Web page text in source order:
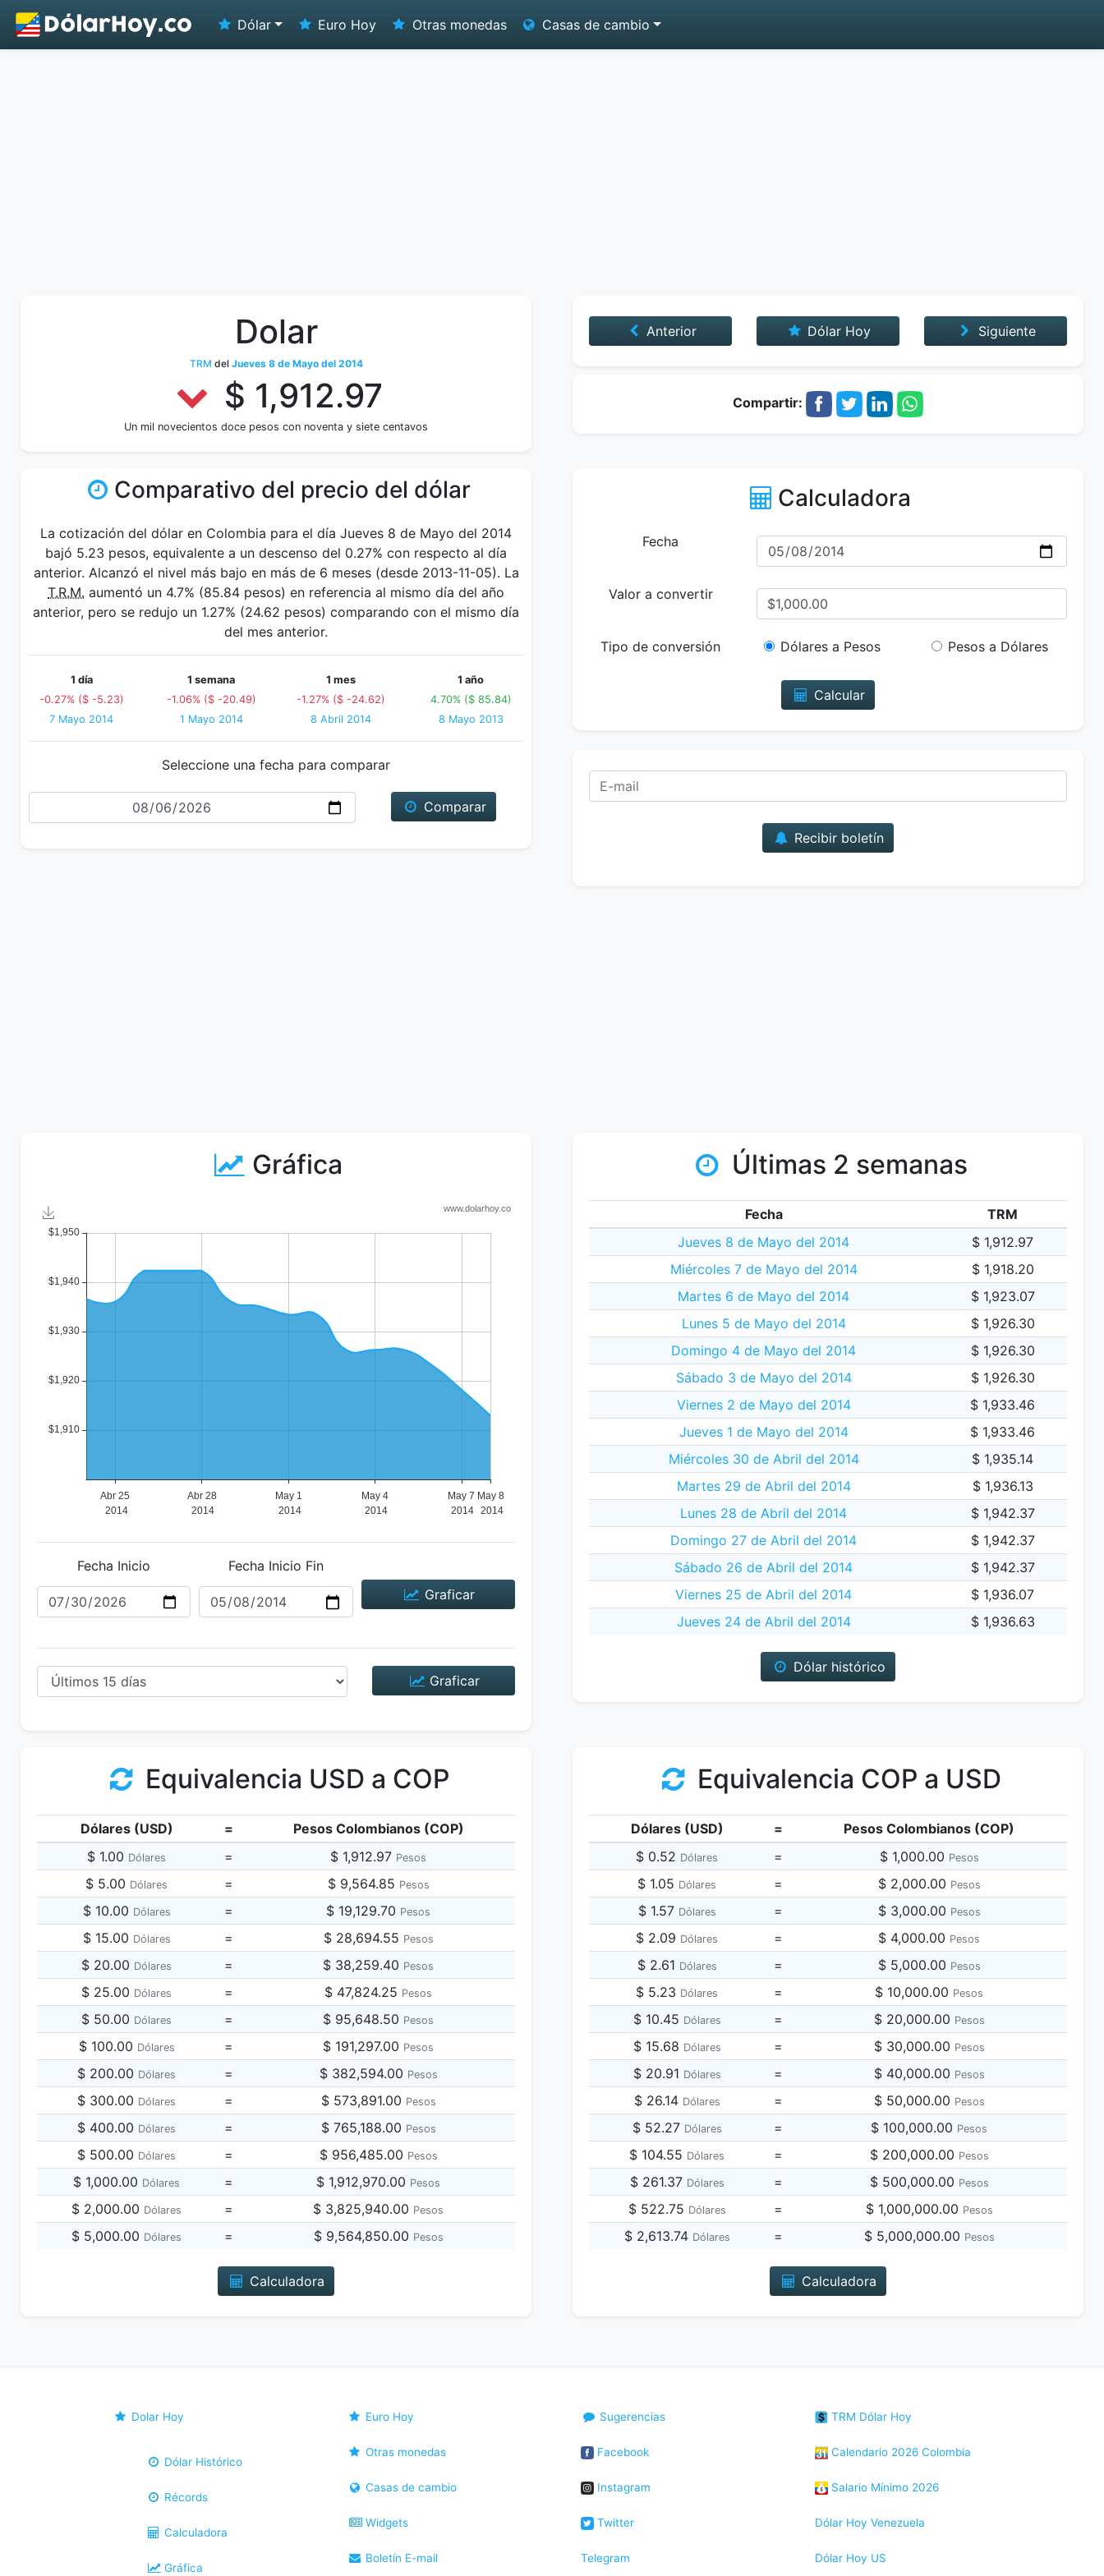
Dólar Euro Hoy Otras monedas Casas de cambio
Dolar
TRM del Jueves 8 de Mayo del 2014
$ 1,912.97
Un mil novecientos doce pesos con noventa y siete centavos
Anterior Dólar Hoy Siguiente
Compartir:
Comparativo del precio del dólar
La cotización del dólar en Colombia para el día Jueves 8 de Mayo del 2014
bajó 5.23 pesos, equivalente a un descenso del 0.27% con respecto al día
anterior. Alcanzó el nivel más bajo en más de 6 meses (desde 2013-11-05). La
T.R.M. aumentó un 4.7% (85.84 pesos) en referencia al mismo día del año
anterior, pero se redujo un 1.27% (24.62 pesos) comparando con el mismo día
del mes anterior.
1 día
-0.27% ($ -5.23)
7 Mayo 2014
1 semana
-1.06% ($ -20.49)
1 Mayo 2014
1 mes
-1.27% ($ -24.62)
8 Abril 2014
1 año
4.70% ($ 85.84)
8 Mayo 2013
Seleccione una fecha para comparar
Fecha
Comparar
Calculadora
Fecha
Valor a convertir
Tipo de conversión Dólares a Pesos Pesos a Dólares
Calcular
Recibir boletín
Gráfica
Fecha Inicio
Fecha Inicio Fin
Graficar
Graficar
Últimas 2 semanas
Fecha
TRM
Jueves 8 de Mayo del 2014
$ 1,912.97
Miércoles 7 de Mayo del 2014
$ 1,918.20
Martes 6 de Mayo del 2014
$ 1,923.07
Lunes 5 de Mayo del 2014
$ 1,926.30
Domingo 4 de Mayo del 2014
$ 1,926.30
Sábado 3 de Mayo del 2014
$ 1,926.30
Viernes 2 de Mayo del 2014
$ 1,933.46
Jueves 1 de Mayo del 2014
$ 1,933.46
Miércoles 30 de Abril del 2014
$ 1,935.14
Martes 29 de Abril del 2014
$ 1,936.13
Lunes 28 de Abril del 2014
$ 1,942.37
Domingo 27 de Abril del 2014
$ 1,942.37
Sábado 26 de Abril del 2014
$ 1,942.37
Viernes 25 de Abril del 2014
$ 1,936.07
Jueves 24 de Abril del 2014
$ 1,936.63
Dólar histórico
Equivalencia USD a COP
Dólares (USD) =
Pesos Colombianos (COP)
$ 1.00 Dólares = $ 1,912.97 Pesos
$ 5.00 Dólares = $ 9,564.85 Pesos
$ 10.00 Dólares = $ 19,129.70 Pesos
$ 15.00 Dólares = $ 28,694.55 Pesos
$ 20.00 Dólares = $ 38,259.40 Pesos
$ 25.00 Dólares = $ 47,824.25 Pesos
$ 50.00 Dólares = $ 95,648.50 Pesos
$ 100.00 Dólares = $ 191,297.00 Pesos
$ 200.00 Dólares = $ 382,594.00 Pesos
$ 300.00 Dólares = $ 573,891.00 Pesos
$ 400.00 Dólares = $ 765,188.00 Pesos
$ 500.00 Dólares = $ 956,485.00 Pesos
$ 1,000.00 Dólares = $ 1,912,970.00 Pesos
$ 2,000.00 Dólares = $ 3,825,940.00 Pesos
$ 5,000.00 Dólares = $ 9,564,850.00 Pesos
Calculadora
Equivalencia COP a USD
Dólares (USD) =
Pesos Colombianos (COP)
$ 0.52 Dólares = $ 1,000.00 Pesos
$ 1.05 Dólares = $ 2,000.00 Pesos
$ 1.57 Dólares = $ 3,000.00 Pesos
$ 2.09 Dólares = $ 4,000.00 Pesos
$ 2.61 Dólares = $ 5,000.00 Pesos
$ 5.23 Dólares = $ 10,000.00 Pesos
$ 10.45 Dólares = $ 20,000.00 Pesos
$ 15.68 Dólares = $ 30,000.00 Pesos
$ 20.91 Dólares = $ 40,000.00 Pesos
$ 26.14 Dólares = $ 50,000.00 Pesos
$ 52.27 Dólares = $ 100,000.00 Pesos
$ 104.55 Dólares = $ 200,000.00 Pesos
$ 261.37 Dólares = $ 500,000.00 Pesos
$ 522.75 Dólares = $ 1,000,000.00 Pesos
$ 2,613.74 Dólares = $ 5,000,000.00 Pesos
Calculadora
Dolar Hoy
Dólar Histórico
Récords
Calculadora
Gráfica
Euro Hoy
Otras monedas
Casas de cambio
Widgets
Boletín E-mail
Sugerencias
Facebook
Instagram
Twitter
Telegram
TRM Dólar Hoy
Calendario 2026 Colombia
Salario Mínimo 2026
Dólar Hoy Venezuela
Dólar Hoy US